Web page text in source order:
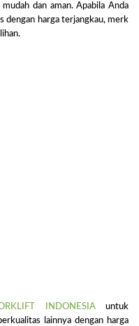
dan aman. Apabila Anda
dengan harga terjangkau, merk
INDONESIAuntuk
lainnya dengan harga